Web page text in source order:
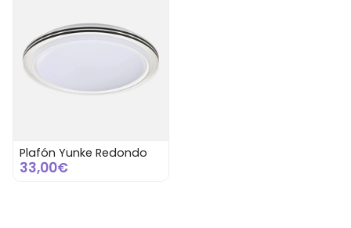
Plafón Yunke Redondo
33,00€